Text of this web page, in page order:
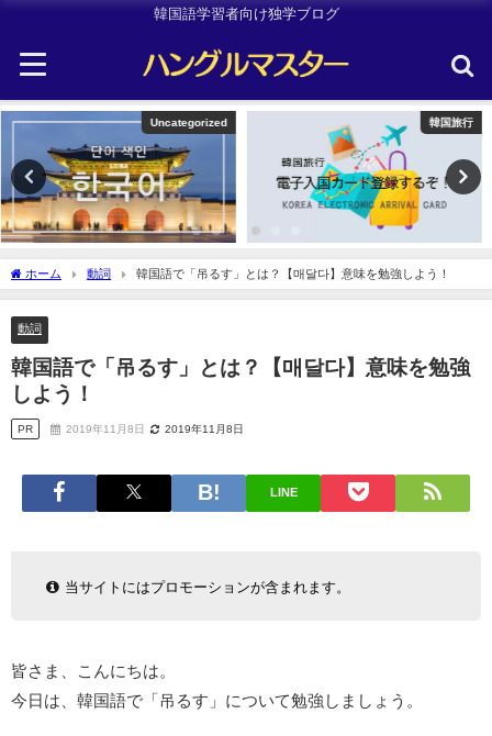
韓国語学習者向け独学ブログ
韓国旅行 韓国旅行
ホーム 動詞 韓国語で「吊るす」とは？【매달다】意味を勉強しよう！
動詞
韓国語で「吊るす」とは？【매달다】意味を勉強
しよう！
PR 2019年11月8日 2019年11月8日
LINE
当サイトにはプロモーションが含まれます。
皆さま、こんにちは。
今日は、韓国語で「吊るす」について勉強しましょう。